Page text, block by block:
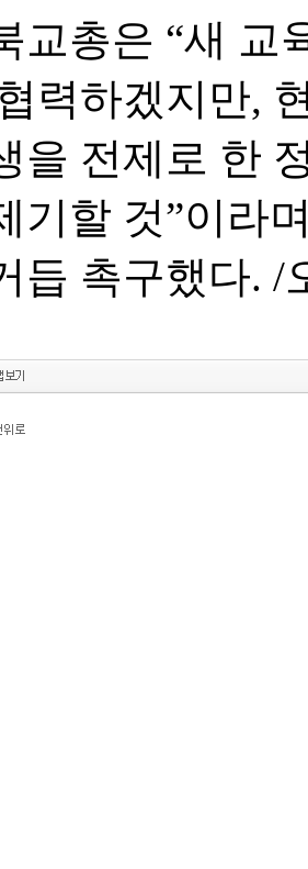
교총은 “새 교
력하겠지만,
을 전제로 한
기할 것”이라
듭 촉구했다. /